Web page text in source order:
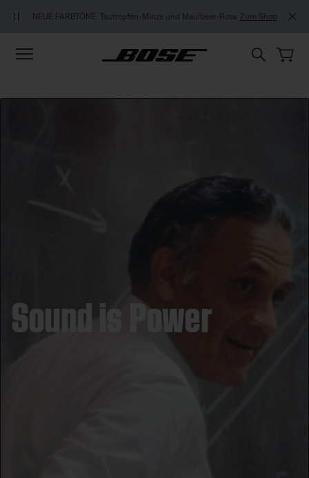
NEUE FARBTÖNE: Tautropfen-Minze und Maulbeer-Rosa. Zum Shop
Sound is Power